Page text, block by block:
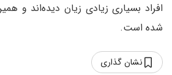
افراد بسیاری زیادی زیان دیده‌اند و
شده است.
نشان گذاری